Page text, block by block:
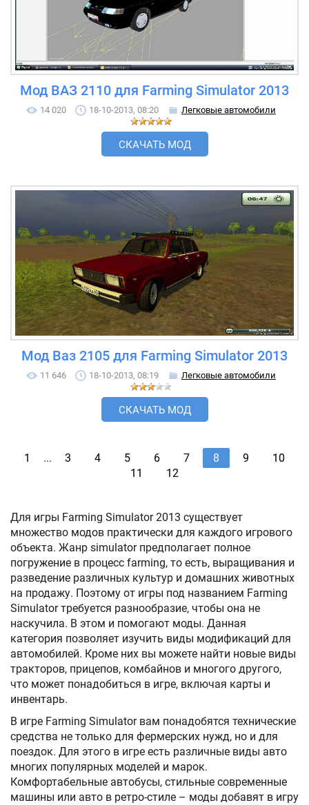
Мод ВАЗ 2110 для Farming Simulator 2013
14 020 18-10-2013, 08:20 Легковые автомобили
СКАЧАТЬ МОД
Мод Ваз 2105 для Farming Simulator 2013
11 646 18-10-2013, 08:19 Легковые автомобили
СКАЧАТЬ МОД
1 ... 3 4 5 6 7 8 9
10
11
12
Для игры Farming Simulator 2013 существует
множество модов практически для каждого игрового
объекта. Жанр simulator предполагает полное
погружение в процесс farming, то есть, выращивания и
разведение различных культур и домашних животных
на продажу. Поэтому от игры под названием Farming
Simulator требуется разнообразие, чтобы она не
наскучила. В этом и помогают моды. Данная
категория позволяет изучить виды модификаций для
автомобилей. Кроме них вы можете найти новые виды
тракторов, прицепов, комбайнов и многого другого,
что может понадобиться в игре, включая карты и
инвентарь.
В игре Farming Simulator вам понадобятся технические
средства не только для фермерских нужд, но и для
поездок. Для этого в игре есть различные виды авто
многих популярных моделей и марок.
Комфортабельные автобусы, стильные современные
машины или авто в ретро-стиле – моды добавят в игру